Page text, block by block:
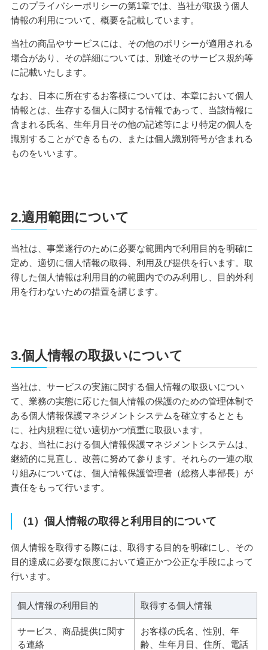
このプライバシーポリシーの第1章では、当社が取扱う個人
情報の利用について、概要を記載しています。
当社の商品やサービスには、その他のポリシーが適用される
場合があり、その詳細については、別途そのサービス規約等
に記載いたします。
なお、日本に所在するお客様については、本章において個人
情報とは、生存する個人に関する情報であって、当該情報に
含まれる氏名、生年月日その他の記述等により特定の個人を
識別することができるもの、または個人識別符号が含まれる
ものをいいます。
2.適用範囲について
当社は、事業遂行のために必要な範囲内で利用目的を明確に
定め、適切に個人情報の取得、利用及び提供を行います。取
得した個人情報は利用目的の範囲内でのみ利用し、目的外利
用を行わないための措置を講じます。
3.個人情報の取扱いについて
当社は、サービスの実施に関する個人情報の取扱いについ
て、業務の実態に応じた個人情報の保護のための管理体制で
ある個人情報保護マネジメントシステムを確立するととも
に、社内規程に従い適切かつ慎重に取扱います。
なお、当社における個人情報保護マネジメントシステムは、
継続的に見直し、改善に努めて参ります。それらの一連の取
り組みについては、個人情報保護管理者（総務人事部長）が
責任をもって行います。
（1）個人情報の取得と利用目的について
個人情報を取得する際には、取得する目的を明確にし、その
目的達成に必要な限度において適正かつ公正な手段によって
行います。
個人情報の利用目的 取得する個人情報
サービス、商品提供に関す
る連絡
お客様の氏名、性別、年
齢、生年月日、住所、電話